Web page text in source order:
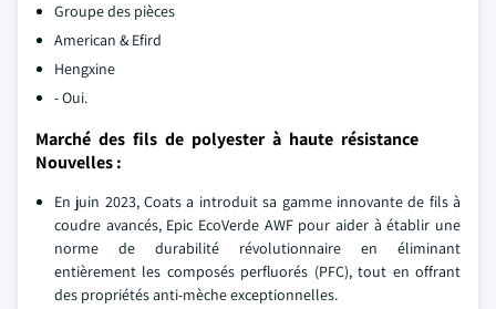
Groupe des pièces
American & Efird
Hengxine
- Oui.
Marché des fils de polyester à haute résistance
Nouvelles :
En juin 2023, Coats a introduit sa gamme innovante de fils à
coudre avancés, Epic EcoVerde AWF pour aider à établir une
norme de durabilité révolutionnaire en éliminant
entièrement les composés perfluorés (PFC), tout en offrant
des propriétés anti-mèche exceptionnelles.